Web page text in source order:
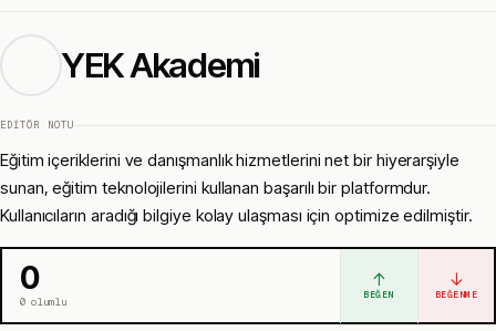
YEK Akademi
EDITÖR NOTU
Eğitim içeriklerini ve danışmanlık hizmetlerini net bir hiyerarşiyle
sunan, eğitim teknolojilerini kullanan başarılı bir platformdur.
Kullanıcıların aradığı bilgiye kolay ulaşması için optimize edilmiştir.
0
0olumlu
↑
BEĞEN
↓
BEĞENME